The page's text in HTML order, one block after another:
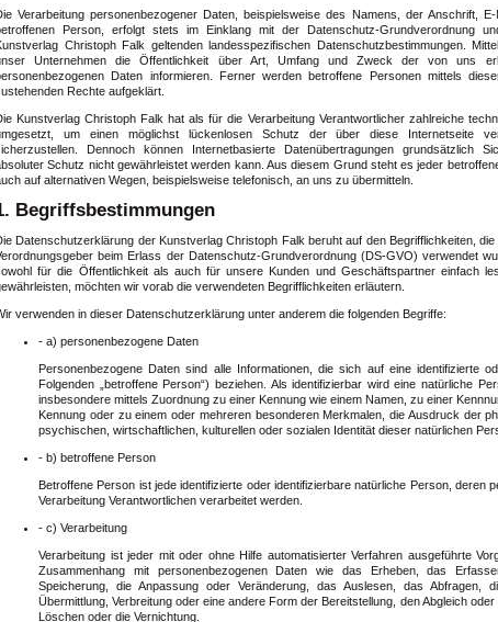
Verarbeitung personenbezogener Daten, beispielsweise des Namens, der Anschrift,
Person, erfolgt stets im Einklang mit der Datenschutz-Grundverordnung
Christoph Falk geltenden landesspezifischen Datenschutzbestimmungen.
Unternehmen die Öffentlichkeit über Art, Umfang und Zweck der von uns
Daten informieren. Ferner werden betroffene Personen mittels
Rechte aufgeklärt.
Kunstverlag Christoph Falk hat als für die Verarbeitung Verantwortlicher zahlreiche
um einen möglichst lückenlosen Schutz der über diese Internetseite
Dennoch können Internetbasierte Datenübertragungen grundsätzlich
Schutz nicht gewährleistet werden kann. Aus diesem Grund steht es jeder
auf alternativen Wegen, beispielsweise telefonisch, an uns zu übermitteln.
Begriffsbestimmungen
Datenschutzerklärung der Kunstverlag Christoph Falk beruht auf den Begrifflichkeiten,
beim Erlass der Datenschutz-Grundverordnung (DS-GVO) verwendet
für die Öffentlichkeit als auch für unsere Kunden und Geschäftspartner einfach
möchten wir vorab die verwendeten Begrifflichkeiten erläutern.
verwenden in dieser Datenschutzerklärung unter anderem die folgenden Begriffe:
- a) personenbezogene Daten
Personenbezogene Daten sind alle Informationen, die sich auf eine identifizierte
Folgenden „betroffene Person“) beziehen. Als identifizierbar wird eine natürliche
insbesondere mittels Zuordnung zu einer Kennung wie einem Namen, zu einer
Kennung oder zu einem oder mehreren besonderen Merkmalen, die Ausdruck der
psychischen, wirtschaftlichen, kulturellen oder sozialen Identität dieser natürlichen
- b) betroffene Person
Betroffene Person ist jede identifizierte oder identifizierbare natürliche Person, deren
Verarbeitung Verantwortlichen verarbeitet werden.
- c) Verarbeitung
Verarbeitung ist jeder mit oder ohne Hilfe automatisierter Verfahren ausgeführte
Zusammenhang mit personenbezogenen Daten wie das Erheben, das
Speicherung, die Anpassung oder Veränderung, das Auslesen, das Abfragen,
Übermittlung, Verbreitung oder eine andere Form der Bereitstellung, den Abgleich
Löschen oder die Vernichtung.